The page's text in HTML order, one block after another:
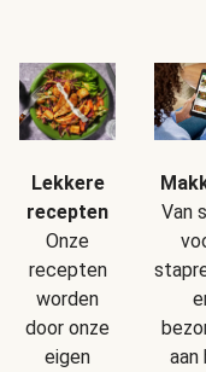
Lekkere
recepten
Onze
recepten
worden
door onze
eigen
Van
aan